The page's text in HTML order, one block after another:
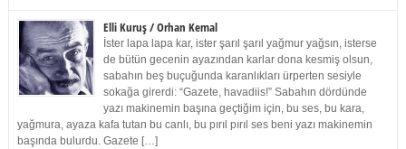
Elli Kuruş / Orhan Kemal
İster lapa lapa kar, ister şarıl şarıl yağmur yağsın, isterse
de bütün gecenin ayazından karlar dona kesmiş olsun,
sabahın beş buçuğunda karanlıkları ürperten sesiyle
sokağa girerdi: “Gazete, havadiis!” Sabahın dördünde
yazı makinemin başına geçtiğim için, bu ses, bu kara,
yağmura, ayaza kafa tutan bu canlı, bu pırıl pırıl ses beni yazı makinemin
başında bulurdu. Gazete […]